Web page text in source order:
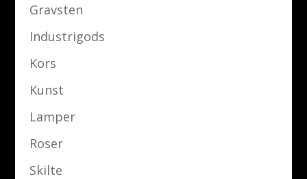
Gravsten
Industrigods
Kors
Kunst
Lamper
Roser
Skilte